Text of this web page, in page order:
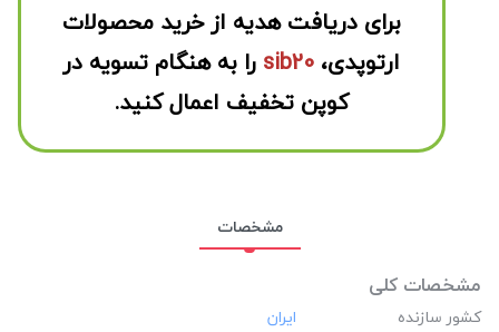
برای دریافت هدیه از خرید محصولات
ارتوپدی، sib20 را به هنگام تسویه در
کوپن تخفیف اعمال کنید.
مشخصات
مشخصات کلی
کشور سازنده